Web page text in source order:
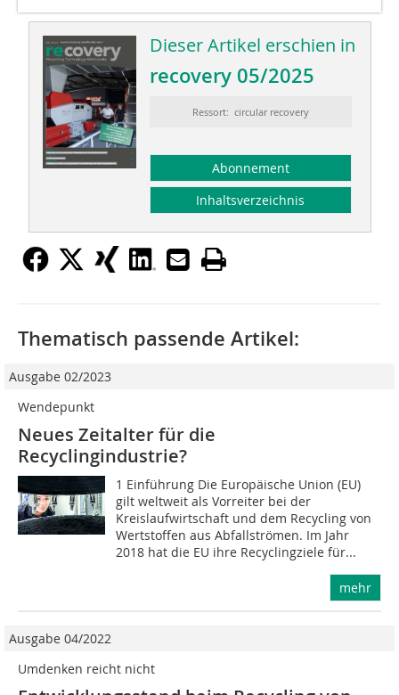
Dieser Artikel erschien in
recovery 05/2025
Ressort: circular recovery
Abonnement
Inhaltsverzeichnis
Thematisch passende Artikel:
Ausgabe 02/2023
Wendepunkt
Neues Zeitalter für die
Recyclingindustrie?
1 Einführung Die Europäische Union (EU)
gilt weltweit als Vorreiter bei der
Kreislaufwirtschaft und dem Recycling von
Wertstoffen aus Abfallströmen. Im Jahr
2018 hat die EU ihre Recyclingziele für...
mehr
Ausgabe 04/2022
Umdenken reicht nicht